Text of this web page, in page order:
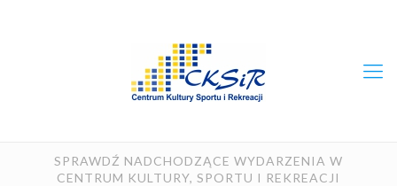
SPRAWDŹ NADCHODZĄCE WYDARZENIA W
CENTRUM KULTURY, SPORTU I REKREACJI